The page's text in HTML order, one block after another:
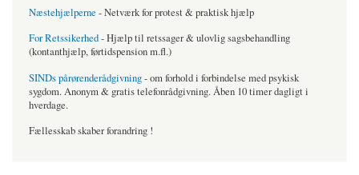
Næstehjælperne - Netværk for protest & praktisk hjælp
For Retssikerhed- Hjælp til retssager & ulovlig sagsbehandling
(kontanthjælp, førtidspension m.fl.)
SINDs pårørenderådgivning- om forhold i forbindelse med psykisk
sygdom. Anonym & gratis telefonrådgivning. Åben 10 timer dagligt i
hverdage.
Fællesskab skaber forandring !